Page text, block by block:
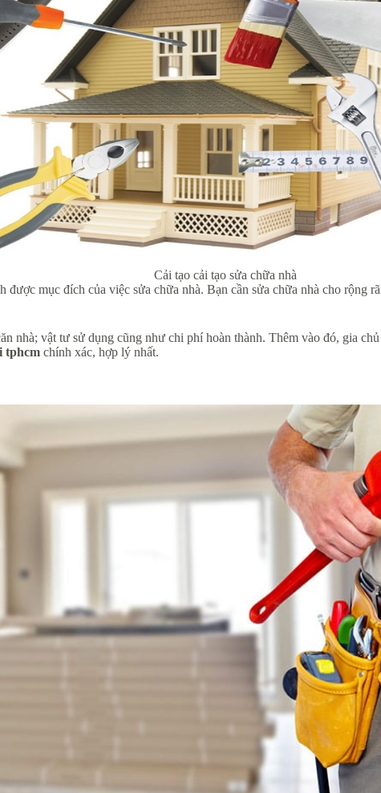
Cải tạo cải tạo sửa chữa nhà
mục đích của việc sửa chữa nhà. Bạn cần sửa chữa nhà cho rộng
nhà; vật tư sử dụng cũng như chi phí hoàn thành. Thêm vào đó, gia
tphcm chính xác, hợp lý nhất.